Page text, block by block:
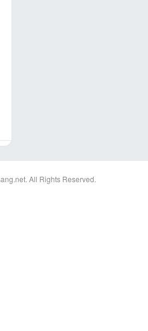
All Rights Reserved.